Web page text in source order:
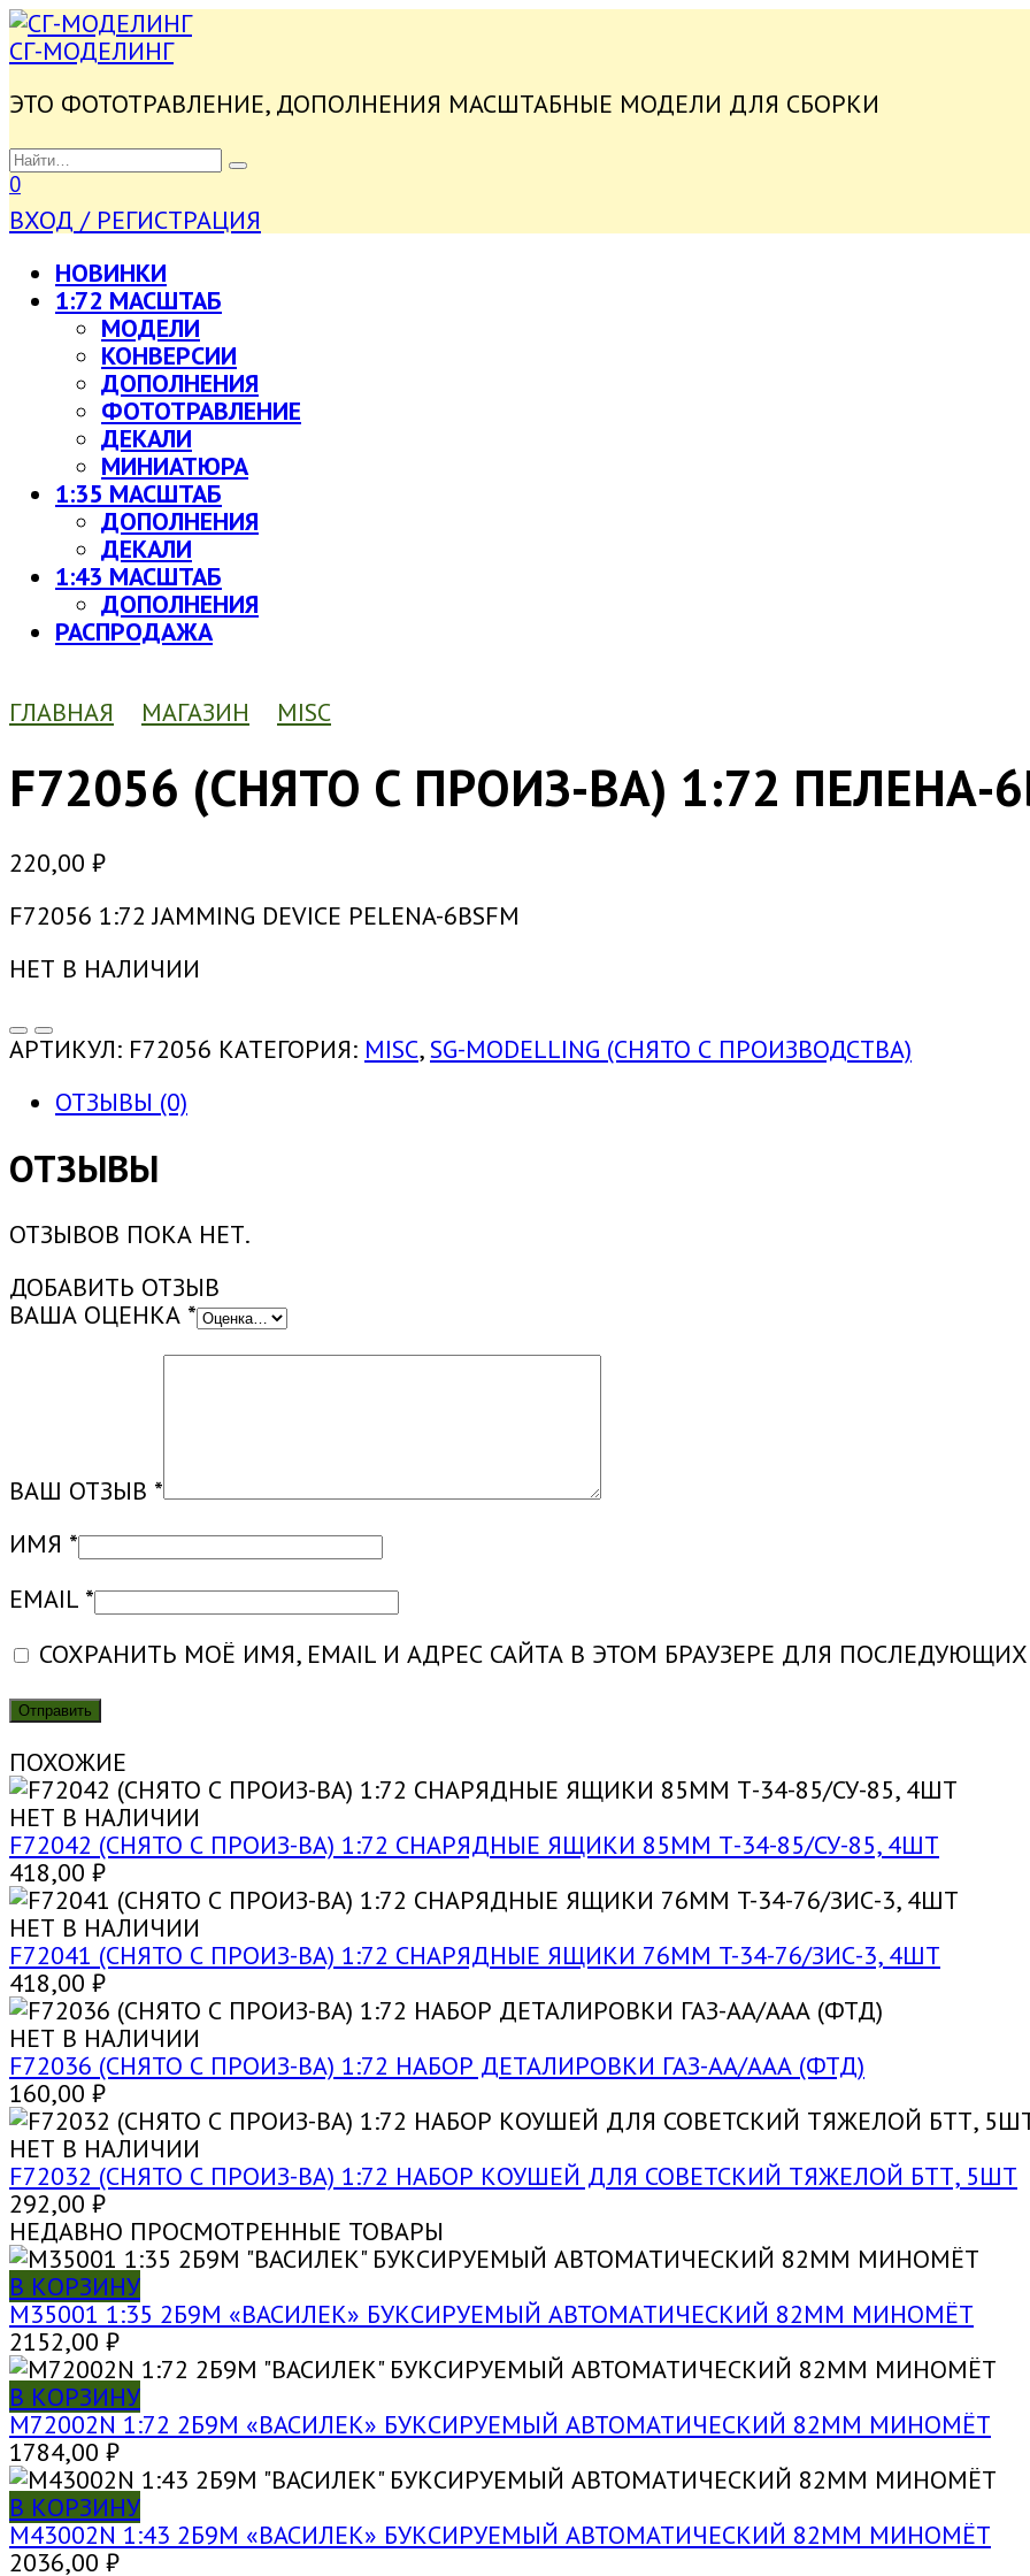
ПЕРЕЙТИ
К
СГ-МОДЕЛИНГ
ЭТО ФОТОТРАВЛЕНИЕ, ДОПОЛНЕНИЯ МАСШТАБНЫЕ МОДЕЛИ ДЛЯ СБОРКИ
SEARCH
FOR:
0
ВХОД / РЕГИСТРАЦИЯ
НОВИНКИ
1:72 МАСШТАБ
МОДЕЛИ
КОНВЕРСИИ
ДОПОЛНЕНИЯ
ФОТОТРАВЛЕНИЕ
ДЕКАЛИ
МИНИАТЮРА
1:35 МАСШТАБ
ДОПОЛНЕНИЯ
ДЕКАЛИ
1:43 МАСШТАБ
ДОПОЛНЕНИЯ
РАСПРОДАЖА
ГЛАВНАЯ МАГАЗИН MISC
F72056 (СНЯТО С ПРОИЗ-ВА) 1:72 ПЕЛЕНА-
220,00 ₽
F72056 1:72 JAMMING DEVICE PELENA-6BSFM
НЕТ В НАЛИЧИИ
АРТИКУЛ: F72056 КАТЕГОРИЯ: MISC,SG-MODELLING (СНЯТО С ПРОИЗВОДСТВА)
ОТЗЫВЫ (0)
ОТЗЫВЫ
ОТЗЫВОВ ПОКА НЕТ.
ДОБАВИТЬ ОТЗЫВ
ВАША ОЦЕНКА *
ВАШ ОТЗЫВ *
ИМЯ *
EMAIL *
СОХРАНИТЬ МОЁ ИМЯ, EMAIL И АДРЕС САЙТА В ЭТОМ БРАУЗЕРЕ ДЛЯ
ПОХОЖИЕ
НЕТ В НАЛИЧИИ
F72042 (СНЯТО С ПРОИЗ-ВА) 1:72 СНАРЯДНЫЕ ЯЩИКИ 85ММ Т-34-85/СУ-85, 4ШТ
418,00 ₽
НЕТ В НАЛИЧИИ
F72041 (СНЯТО С ПРОИЗ-ВА) 1:72 СНАРЯДНЫЕ ЯЩИКИ 76ММ T-34-76/ЗИС-3, 4ШТ
418,00 ₽
НЕТ В НАЛИЧИИ
F72036 (СНЯТО С ПРОИЗ-ВА) 1:72 НАБОР ДЕТАЛИРОВКИ ГАЗ-АА/ААА (ФТД)
160,00 ₽
НЕТ В НАЛИЧИИ
F72032 (СНЯТО С ПРОИЗ-ВА) 1:72 НАБОР КОУШЕЙ ДЛЯ СОВЕТСКИЙ ТЯЖЕЛОЙ БТТ, 5ШТ
292,00 ₽
НЕДАВНО ПРОСМОТРЕННЫЕ ТОВАРЫ
В КОРЗИНУ
M35001 1:35 2Б9М «ВАСИЛЕК» БУКСИРУЕМЫЙ АВТОМАТИЧЕСКИЙ 82ММ МИНОМЁТ
2152,00 ₽
В КОРЗИНУ
M72002N 1:72 2Б9М «ВАСИЛЕК» БУКСИРУЕМЫЙ АВТОМАТИЧЕСКИЙ 82ММ МИНОМЁТ
1784,00 ₽
В КОРЗИНУ
M43002N 1:43 2Б9М «ВАСИЛЕК» БУКСИРУЕМЫЙ АВТОМАТИЧЕСКИЙ 82ММ МИНОМЁТ
2036,00 ₽